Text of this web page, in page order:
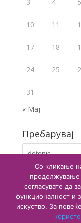
3 4 5
10 11
17 18
24 25
31
« Мај
Пребарувај
Со кликање
продолжување
согласувате да
функционалност и
искуство. За